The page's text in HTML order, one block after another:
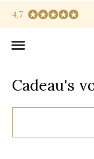
4,7
Cadeau's